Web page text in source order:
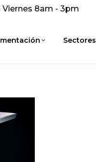
8am - 3pm
Sectores